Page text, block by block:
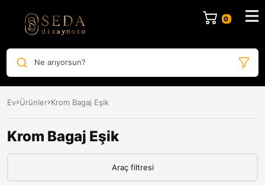
Ne arıyorsun?
Ev Ürünler Krom Bagaj Eşik
Krom Bagaj Eşik
Araç filtresi